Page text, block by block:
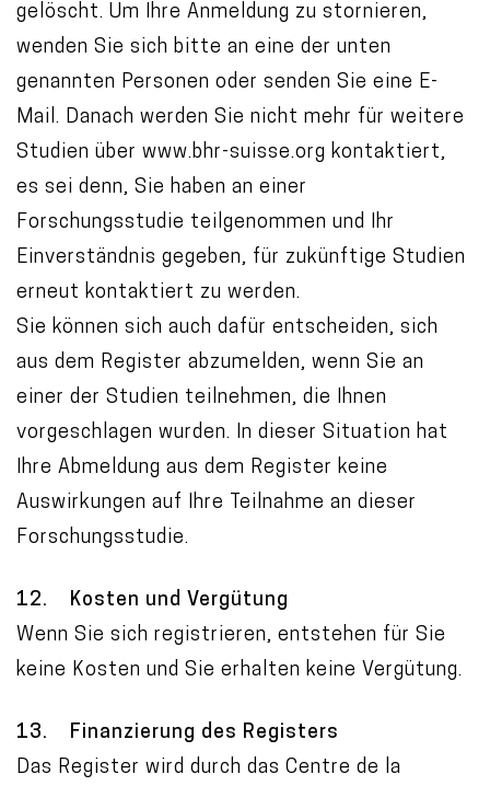
gelöscht. Um Ihre Anmeldung zu stornieren,
wenden Sie sich bitte an eine der unten
genannten Personen oder senden Sie eine E-
Mail. Danach werden Sie nicht mehr für weitere
Studien über www.bhr-suisse.org kontaktiert,
es sei denn, Sie haben an einer
Forschungsstudie teilgenommen und Ihr
Einverständnis gegeben, für zukünftige Studien
erneut kontaktiert zu werden.
Sie können sich auch dafür entscheiden, sich
aus dem Register abzumelden, wenn Sie an
einer der Studien teilnehmen, die Ihnen
vorgeschlagen wurden. In dieser Situation hat
Ihre Abmeldung aus dem Register keine
Auswirkungen auf Ihre Teilnahme an dieser
Forschungsstudie.
12. Kosten und Vergütung
Wenn Sie sich registrieren, entstehen für Sie
keine Kosten und Sie erhalten keine Vergütung.
13. Finanzierung des Registers
Das Register wird durch das Centre de la